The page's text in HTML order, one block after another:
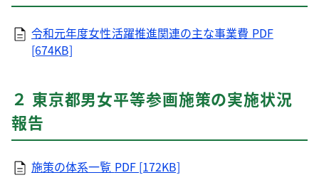
令和元年度女性活躍推進関連の主な事業費 PDF
[674KB]
２ 東京都男女平等参画施策の実施状況
報告
施策の体系一覧 PDF [172KB]